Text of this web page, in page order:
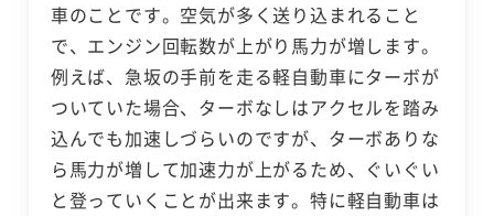
車のことです。空気が多く送り込まれること
で、エンジン回転数が上がり馬力が増します。
例えば、急坂の手前を走る軽自動車にターボが
ついていた場合、ターボなしはアクセルを踏み
込んでも加速しづらいのですが、ターボありな
ら馬力が増して加速力が上がるため、ぐいぐい
と登っていくことが出来ます。特に軽自動車は